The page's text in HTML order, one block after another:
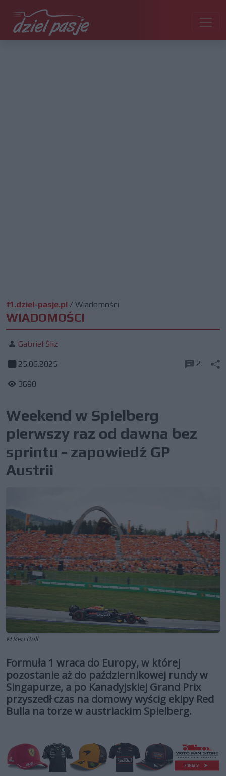
f1.dziel-pasje.pl / Wiadomości
WIADOMOŚCI
Gabriel Śliz
25.06.2025
3690
2
Weekend w Spielberg
pierwszy raz od dawna bez
sprintu - zapowiedź GP
Austrii
© Red Bull
Formuła 1 wraca do Europy, w której
pozostanie aż do październikowej rundy w
Singapurze, a po Kanadyjskiej Grand Prix
przyszedł czas na domowy wyścig ekipy Red
Bulla na torze w austriackim Spielberg.